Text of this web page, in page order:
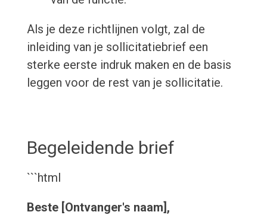
Als je deze richtlijnen volgt, zal de
inleiding van je sollicitatiebrief een
sterke eerste indruk maken en de basis
leggen voor de rest van je sollicitatie.
Begeleidende brief
```html
Beste [Ontvanger's naam],